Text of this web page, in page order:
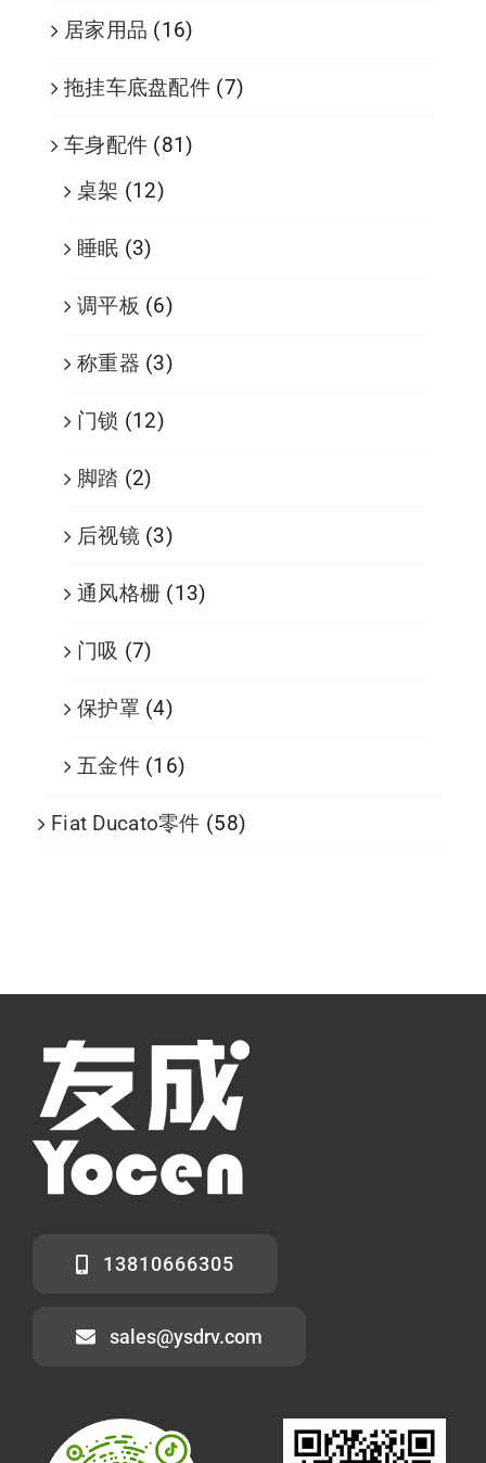
居家用品 (16)
拖挂车底盘配件 (7)
车身配件 (81)
桌架 (12)
睡眠 (3)
调平板 (6)
称重器 (3)
门锁 (12)
脚踏 (2)
后视镜 (3)
通风格栅 (13)
门吸 (7)
保护罩 (4)
五金件 (16)
Fiat Ducato零件 (58)
13810666305
sales@ysdrv.com